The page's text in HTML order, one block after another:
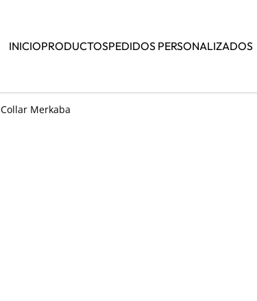
INICIOPRODUCTOSPEDIDOS PERSONALIZADOS
Collar Merkaba